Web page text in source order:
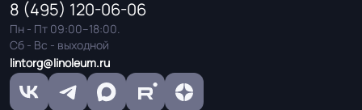
Система стыковки
швов
Система примыкания к
стенам
Плинтус ПВХ
8 (495) 120-06-06
Пн - Пт 09:00–18:00.
Сб - Вс - выходной
lintorg@linoleum.ru